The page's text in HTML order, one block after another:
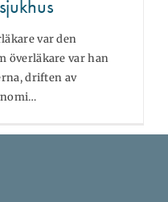
var den
överläkare var han
driften av